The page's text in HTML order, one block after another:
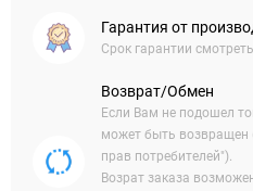
Гарантия от
Срок гарантии
Возврат/Обмен
Если Вам не подошел
может быть возвращен
прав потребителей").
Возрат заказа